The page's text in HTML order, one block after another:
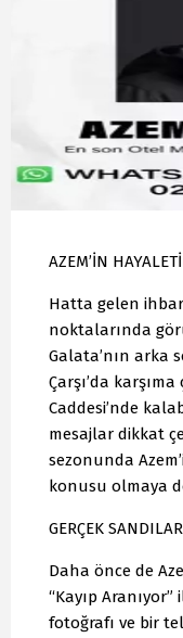
AZEM’İN
Hatta gelen
noktalarında
Galata’nın arka
Çarşı’da
Caddesi’nde
mesajlar dikkat
sezonunda
konusu olmaya
GERÇEK SANDILAR
Daha önce de
“Kayıp
fotoğrafı ve bir